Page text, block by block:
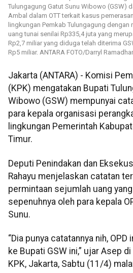
Tulungagung Gatut Sunu Wibowo (GSW)
Ambal dalam OTT terkait kasus
lingkungan Pemkab Tulungagung
uang tunai senilai Rp335,4 juta yang
Rp2,7 miliar yang diduga telah diterima
Rp5 miliar. ANTARA FOTO/Darryl
Jakarta (ANTARA) - Komisi
(KPK) mengatakan Bupati
Wibowo (GSW) mempunyai
para kepala organisasi
lingkungan Pemerintah
Timur.
Deputi Penindakan dan
Rahayu menjelaskan catatan
permintaan sejumlah uang
sepenuhnya oleh para kepala
Sunu.
“Dia punya catatannya nih,
ke Bupati GSW ini,” ujar Asep
KPK, Jakarta, Sabtu (11/4)